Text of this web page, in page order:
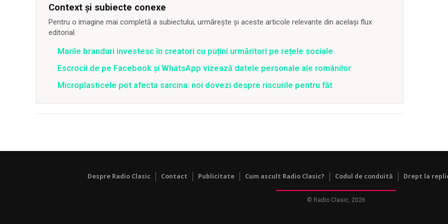
Context și subiecte conexe
Pentru o imagine mai completă a subiectului, urmărește și aceste articole relevante din același flux
editorial.
Marile branduri investesc în creatori cu puțini urmăritori pe rețele sociale
Escrocii de pe Facebook și WhatsApp vizează datele personale ale românilor
Microplasticele pot afecta sarcina: noi dovezi despre riscurile pentru făt
Despre Radio Clasic Contact Publicitate Cum ascult Radio Clasic? Codul de conduită Drept la
© Radio Clasic, 2026